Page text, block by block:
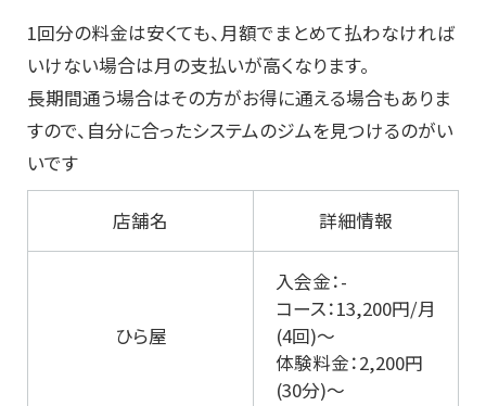
1回分の料金は安くても、月額でまとめて払わなければ
いけない場合は月の支払いが高くなります。
長期間通う場合はその方がお得に通える場合もありま
すので、自分に合ったシステムのジムを見つけるのがい
いです
店舗名 詳細情報
ひら屋
入会金：-
コース：13,200円/月
(4回)～
体験料金：2,200円
(30分)～